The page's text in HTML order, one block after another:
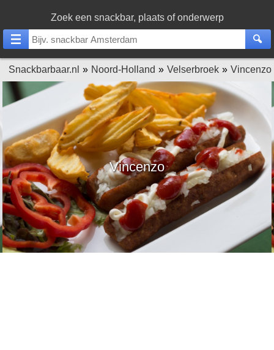
Zoek een snackbar, plaats of onderwerp
Snackbarbaar.nl Noord-Holland Velserbroek Vincenzo
Vincenzo